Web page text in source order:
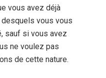
vous avez déjà
vous vous
sauf si vous avez
ne voulez pas
de cette nature.